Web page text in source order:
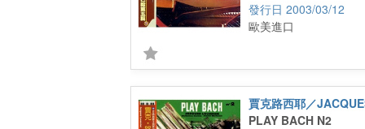
2003/03/12
歐美進口
賈克路西耶／
PLAY BACH N2